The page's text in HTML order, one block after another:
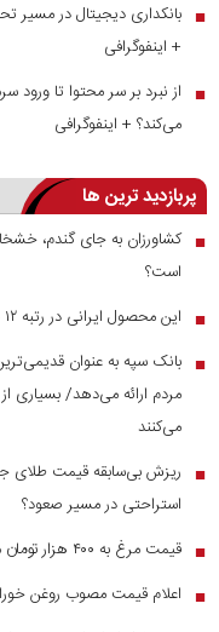
■ بانکداری دیجیتال در مسیر
+ اینفوگرافی
■
می‌کند؟ + اینفوگرافی
پربازدید ترین ها
■ کشاورزان به جای گندم،
است؟
■ این محصول ایرانی در رتبه ۱۲ جهان قرار دارد
■ بانک سپه به عنوان
مردم ارائه می‌دهد/ بسیاری
می‌کنند
■
ریزش بی‌سابقه قیمت طلای
استراحتی در مسیر صعود؟
■ قیمت مرغ به ۴۰۰ هزار تومان می‌رسد؟
■ اعلام قیمت مصوب روغن